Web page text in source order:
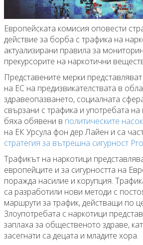
Европейската комисия оповести
действие за борба с трафика на
актуализирани правила за
прекурсорите на наркотични
Представените мерки
на ЕС на предизвикателствата в
здравеопазването, социалната
свързани с трафика и употребата
бяха обявени в политическите
на ЕК Урсула фон дер Лайен и са
стратегия за вътрешна сигурност
Трафикът на наркотици
европейците и за сигурността на
поражда насилие и корупция.
са разработили нови методи с
маршрути за трафик, действащи по
Злоупотребата с наркотици
заплаха за общественото здраве,
засегнати са децата и младите хора.